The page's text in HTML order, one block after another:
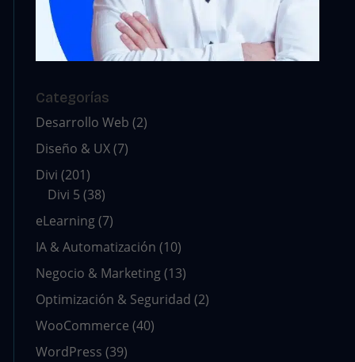
Categorías
Desarrollo Web (2)
Diseño & UX(7)
Divi (201)
Divi 5 (38)
eLearning(7)
IA & Automatización (10)
Negocio & Marketing(13)
Optimización & Seguridad (2)
WooCommerce (40)
WordPress (39)